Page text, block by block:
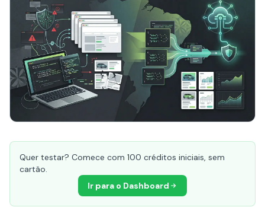
Quer testar? Comece com 100 créditos iniciais, sem
cartão.
Ir para o Dashboard